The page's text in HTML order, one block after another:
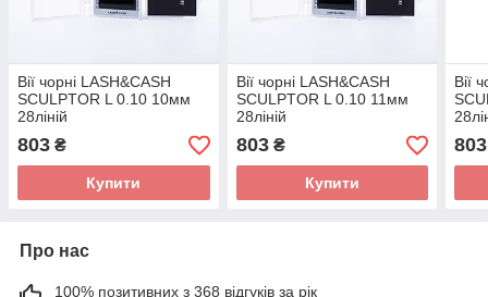
Вії чорні LASH&CASH
SCULPTOR L 0.10 10мм
28ліній
803 ₴
Купити
Вії чорні LASH&CASH
SCULPTOR L 0.10 11мм
28ліній
803₴
Купити
Вії
803
Про нас
100% позитивних з 368 відгуків за рік